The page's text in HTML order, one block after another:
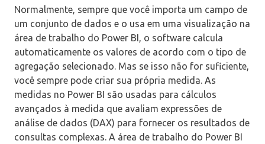
Normalmente, sempre que você importa um campo de
um conjunto de dados e o usa em uma visualização na
área de trabalho do Power BI, o software calcula
automaticamente os valores de acordo com o tipo de
agregação selecionado. Mas se isso não for suficiente,
você sempre pode criar sua própria medida. As
medidas no Power BI são usadas para cálculos
avançados à medida que avaliam expressões de
análise de dados (DAX) para fornecer os resultados de
consultas complexas. A área de trabalho do Power BI